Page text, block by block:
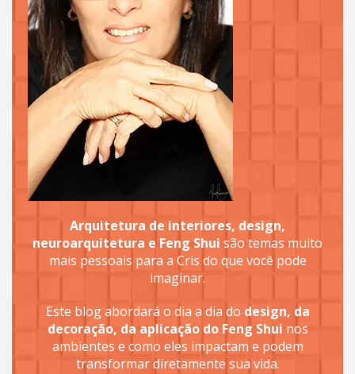
Arquitetura de interiores, design,
neuroarquitetura e Feng Shui são temas muito
mais pessoais para a Cris do que você pode
imaginar.
Este blog abordará o dia a dia do design, da
decoração, da aplicação do Feng Shui nos
ambientes e como eles impactam e podem
transformar diretamente sua vida.